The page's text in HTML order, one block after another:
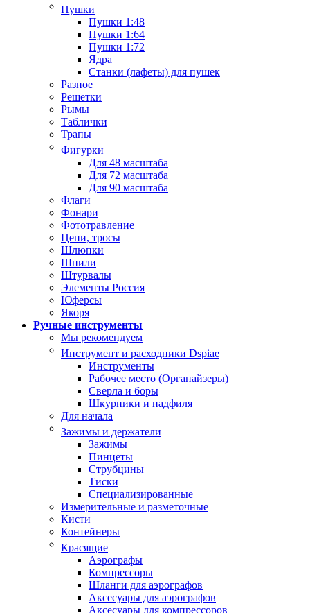
Пушки
Пушки 1:48
Пушки 1:64
Пушки 1:72
Ядра
Станки (лафеты) для пушек
Разное
Решетки
Рымы
Таблички
Трапы
Фигурки
Для 48 масштаба
Для 72 масштаба
Для 90 масштаба
Флаги
Фонари
Фототравление
Цепи, тросы
Шлюпки
Шпили
Штурвалы
Элементы Россия
Юферсы
Якоря
Ручные инструменты
Мы рекомендуем
Инструмент и расходники Dspiae
Инструменты
Рабочее место (Органайзеры)
Сверла и боры
Шкурники и надфиля
Для начала
Зажимы и держатели
Зажимы
Пинцеты
Струбцины
Тиски
Специализированные
Измерительные и разметочные
Кисти
Контейнеры
Красящие
Аэрографы
Компрессоры
Шланги для аэрографов
Аксесуары для аэрографов
Аксесуары для компрессоров